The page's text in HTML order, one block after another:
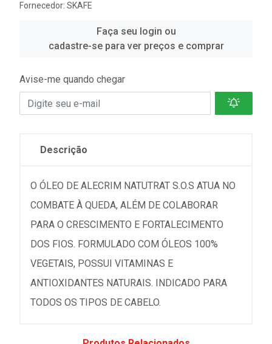
Fornecedor: SKAFE
Faça seu login ou
cadastre-se para ver preços e comprar
Avise-me quando chegar
Descrição
O ÓLEO DE ALECRIM NATUTRAT S.O.S ATUA NO
COMBATE À QUEDA, ALÉM DE COLABORAR
PARA O CRESCIMENTO E FORTALECIMENTO
DOS FIOS. FORMULADO COM ÓLEOS 100%
VEGETAIS, POSSUI VITAMINAS E
ANTIOXIDANTES NATURAIS. INDICADO PARA
TODOS OS TIPOS DE CABELO.